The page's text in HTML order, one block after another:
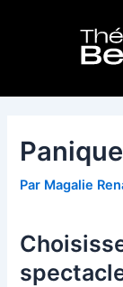
Par Magalie